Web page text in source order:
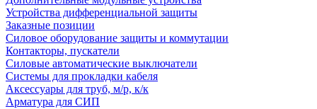
Устройства дифференциальной защиты
Заказные позиции
Силовое оборудование защиты и коммутации
Контакторы, пускатели
Силовые автоматические выключатели
Системы для прокладки кабеля
Аксессуары для труб, м/р, к/к
Арматура для СИП